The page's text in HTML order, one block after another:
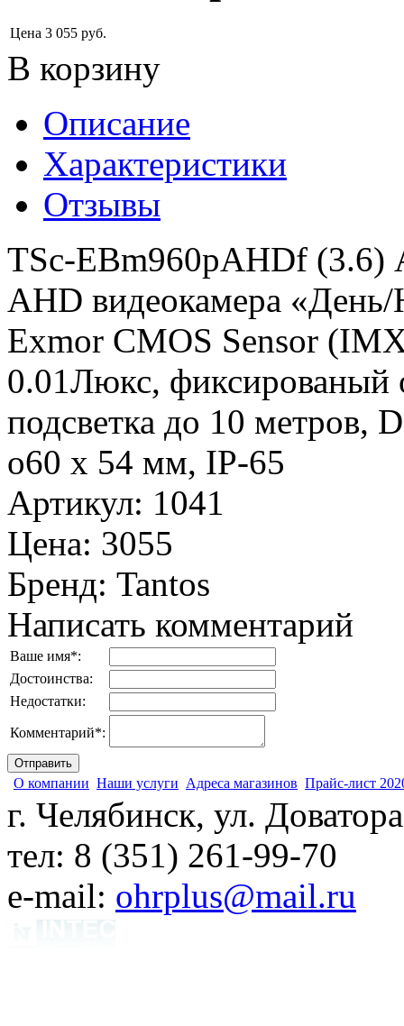
Цена 3 055 руб.
В корзину
Описание
Характеристики
Отзывы
TSc-EBm960pAHDf (3.6)
AHD видеокамера
Exmor CMOS Sensor
0.01Люкс,
подсветка до 10 метров,
o60 x 54 мм, IP-65
Артикул: 1041
Цена: 3055
Бренд: Tantos
Написать комментарий
Ваше имя*:
Достоинства:
Недостатки:
Комментарий*:
О компании Наши услуги Адреса магазинов Прайс-лист
г. Челябинск, ул.
тел: 8 (351) 261-99-70
e-mail: ohrplus@mail.ru